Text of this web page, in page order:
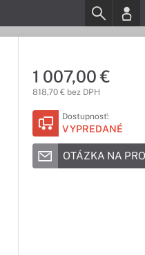
1 007,00 €
818,70 € bez DPH
Dostupnosť:
VYPREDANÉ
OTÁZKA NA